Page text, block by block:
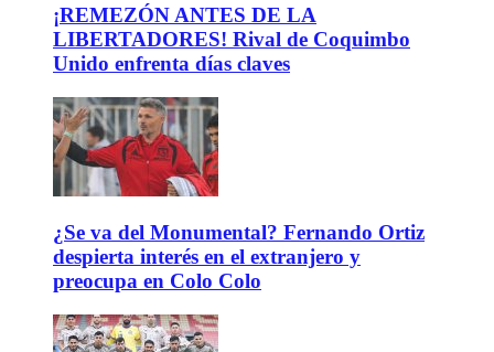
¡REMEZÓN ANTES DE LA
LIBERTADORES! Rival de Coquimbo
Unido enfrenta días claves
¿Se va del Monumental? Fernando Ortiz
despierta interés en el extranjero y
preocupa en Colo Colo